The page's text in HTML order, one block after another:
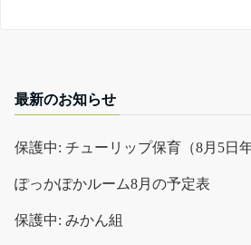
最新のお知らせ
保護中: チューリップ保育（8月5日
ぽっかぽかルーム8月の予定表
保護中: みかん組